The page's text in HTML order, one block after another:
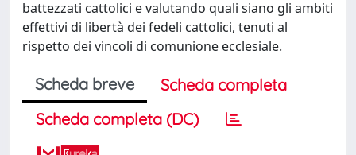
battezzati cattolici e valutando quali siano gli ambiti
effettivi di libertà dei fedeli cattolici, tenuti al
rispetto dei vincoli di comunione ecclesiale.
Scheda breve
Scheda completa
Scheda completa (DC)